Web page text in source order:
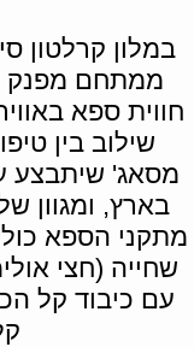
במלון קרלטון
ממתחם מפנק
חווית ספא
שילוב בין
מסאג' שיתבצע
בארץ, ומגוון
מתקני הספא
שחייה (חצי
עם כיבוד קל